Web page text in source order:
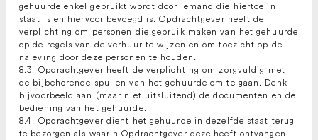
gehuurde enkel gebruikt wordt door iemand die hiertoe in
staat is en hiervoor bevoegd is. Opdrachtgever heeft de
verplichting om personen die gebruik maken van het gehuurde
op de regels van de verhuur te wijzen en om toezicht op de
naleving door deze personen te houden.
8.3. Opdrachtgever heeft de verplichting om zorgvuldig met
de bijbehorende spullen van het gehuurde om te gaan. Denk
bijvoorbeeld aan (maar niet uitsluitend) de documenten en de
bediening van het gehuurde.
8.4. Opdrachtgever dient het gehuurde in dezelfde staat terug
te bezorgen als waarin Opdrachtgever deze heeft ontvangen.